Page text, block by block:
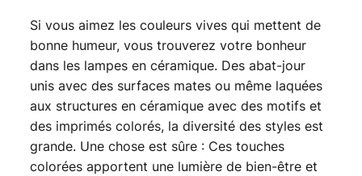
Si vous aimez les couleurs vives qui mettent de
bonne humeur, vous trouverez votre bonheur
dans les lampes en céramique. Des abat-jour
unis avec des surfaces mates ou même laquées
aux structures en céramique avec des motifs et
des imprimés colorés, la diversité des styles est
grande. Une chose est sûre : Ces touches
colorées apportent une lumière de bien-être et